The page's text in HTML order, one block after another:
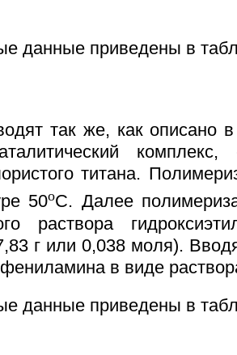
данные приведены в
так же, как описано
титана.
50oС. Далее
раствора
г или 0,038 моля).
в виде
данные приведены в